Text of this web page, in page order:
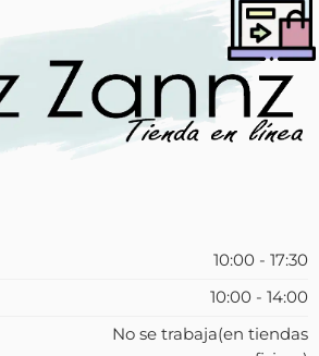
10:00 - 17:30
10:00 - 14:00
No se trabaja(en tiendas